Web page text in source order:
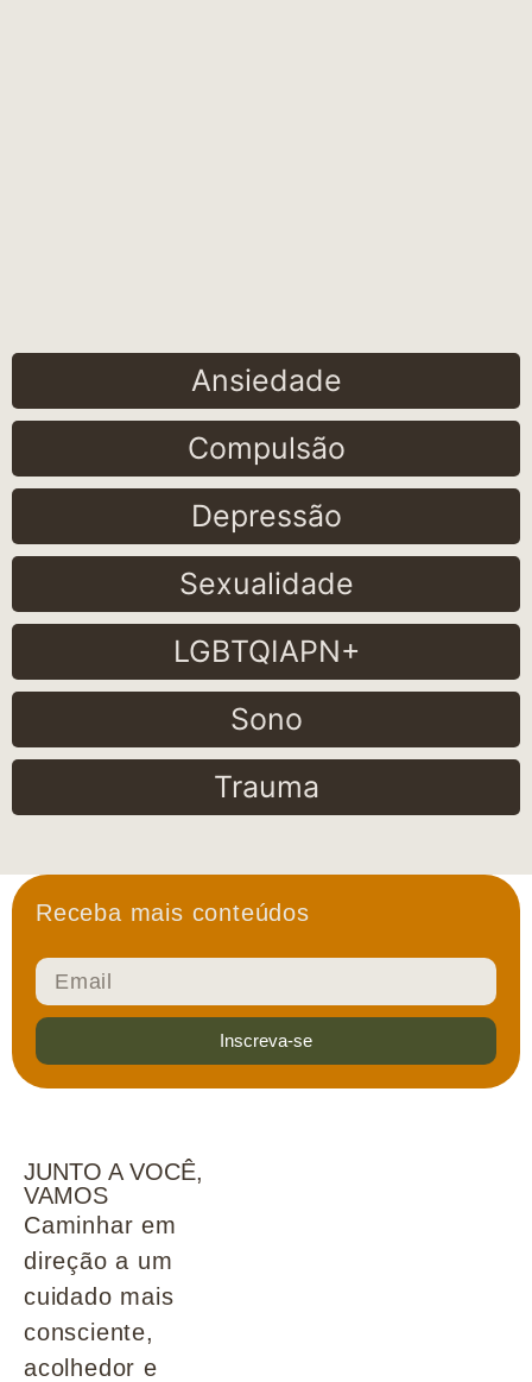
Ansiedade
Compulsão
Depressão
Sexualidade
LGBTQIAPN+
Sono
Trauma
Receba mais conteúdos
Inscreva-se
JUNTO A VOCÊ,
VAMOS
Caminhar em
direção a um
cuidado mais
consciente,
acolhedor e